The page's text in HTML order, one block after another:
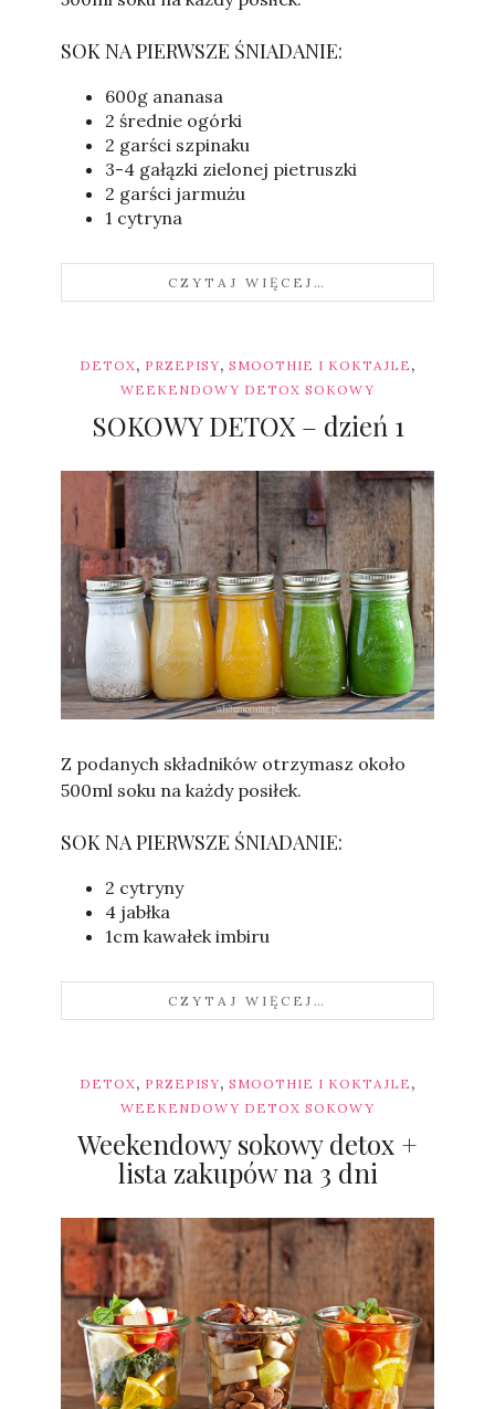
SOK NA PIERWSZE ŚNIADANIE:
600g ananasa
2 średnie ogórki
2 garści szpinaku
3-4 gałązki zielonej pietruszki
2 garści jarmużu
1 cytryna
CZYTAJ WIĘCEJ…
DETOX, PRZEPISY, SMOOTHIE I KOKTAJLE ,
WEEKENDOWY DETOX SOKOWY
SOKOWY DETOX – dzień 1
Sylwia
Z podanych składników otrzymasz około
500ml soku na każdy posiłek.
SOK NA PIERWSZE ŚNIADANIE:
2 cytryny
4 jabłka
1cm kawałek imbiru
CZYTAJ WIĘCEJ…
DETOX, PRZEPISY, SMOOTHIE I KOKTAJLE ,
WEEKENDOWY DETOX SOKOWY
Weekendowy sokowy detox +
lista zakupów na 3 dni